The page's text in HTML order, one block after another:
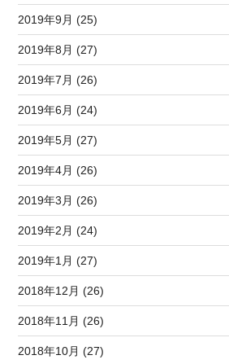
2019年9月 (25)
2019年8月 (27)
2019年7月 (26)
2019年6月 (24)
2019年5月 (27)
2019年4月 (26)
2019年3月 (26)
2019年2月 (24)
2019年1月 (27)
2018年12月 (26)
2018年11月 (26)
2018年10月 (27)